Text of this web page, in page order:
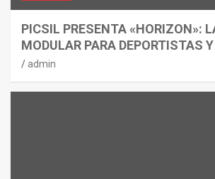
PICSIL PRESENTA «HORIZON»:
MODULAR PARA DEPORTISTAS
admin